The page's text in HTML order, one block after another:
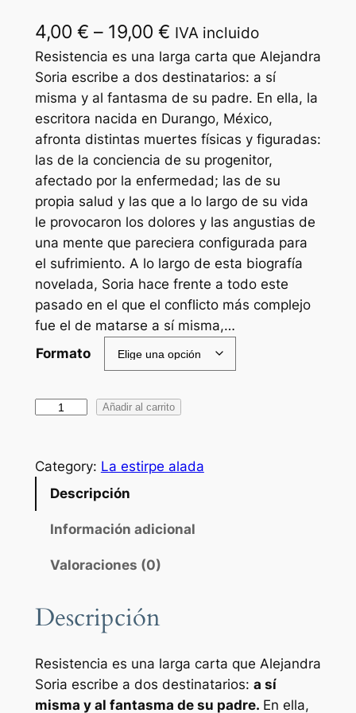
4,00 € – 19,00 €R
a
n
g
o
d
e
p
r
e
c
i
o
s
:
e
d
0
IVA incluido
Resistencia es una larga carta que Alejandra
Soria escribe a dos destinatarios: a sí
misma y al fantasma de su padre. En ella, la
escritora nacida en Durango, México,
afronta distintas muertes físicas y figuradas:
las de la conciencia de su progenitor,
afectado por la enfermedad; las de su
propia salud y las que a lo largo de su vida
le provocaron los dolores y las angustias de
una mente que pareciera configurada para
el sufrimiento. A lo largo de esta biografía
novelada, Soria hace frente a todo este
pasado en el que el conflicto más complejo
fue el de matarse a sí misma,…
Formato
i
t
a
n
t
Añadir al carrito
Category: La estirpe alada
Descripción
Información adicional
Valoraciones (0)
Descripción
Resistencia es una larga carta que Alejandra
Soria escribe a dos destinatarios: a sí
misma y al fantasma de su padre. En ella,